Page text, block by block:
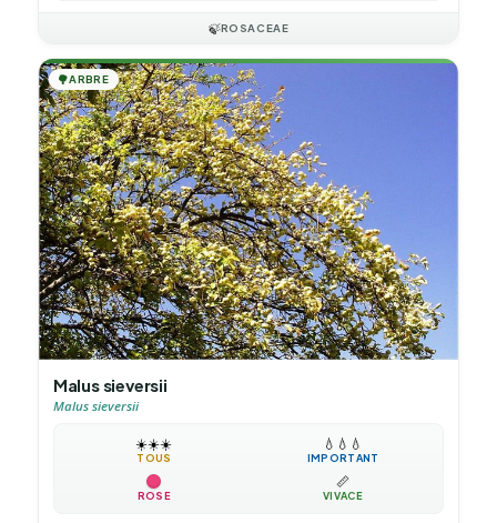
🍃ROSACEAE
🌳ARBRE
Malus sieversii
Malus sieversii
☀️☀️☀️
TOUS
💧 💧 💧
IMPORTANT
ROSE
📏
VIVACE